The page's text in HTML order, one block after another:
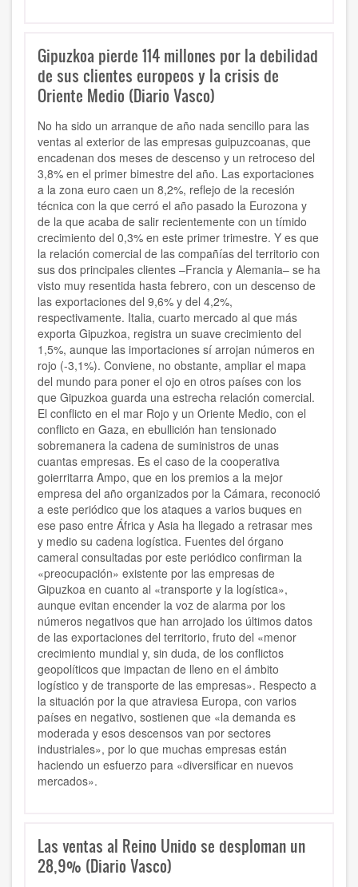
Gipuzkoa pierde 114 millones por la debilidad
de sus clientes europeos y la crisis de
Oriente Medio (Diario Vasco)
No ha sido un arranque de año nada sencillo para las
ventas al exterior de las empresas guipuzcoanas, que
encadenan dos meses de descenso y un retroceso del
3,8% en el primer bimestre del año. Las exportaciones
a la zona euro caen un 8,2%, reflejo de la recesión
técnica con la que cerró el año pasado la Eurozona y
de la que acaba de salir recientemente con un tímido
crecimiento del 0,3% en este primer trimestre. Y es que
la relación comercial de las compañías del territorio con
sus dos principales clientes –Francia y Alemania– se ha
visto muy resentida hasta febrero, con un descenso de
las exportaciones del 9,6% y del 4,2%,
respectivamente. Italia, cuarto mercado al que más
exporta Gipuzkoa, registra un suave crecimiento del
1,5%, aunque las importaciones sí arrojan números en
rojo (-3,1%). Conviene, no obstante, ampliar el mapa
del mundo para poner el ojo en otros países con los
que Gipuzkoa guarda una estrecha relación comercial.
El conflicto en el mar Rojo y un Oriente Medio, con el
conflicto en Gaza, en ebullición han tensionado
sobremanera la cadena de suministros de unas
cuantas empresas. Es el caso de la cooperativa
goierritarra Ampo, que en los premios a la mejor
empresa del año organizados por la Cámara, reconoció
a este periódico que los ataques a varios buques en
ese paso entre África y Asia ha llegado a retrasar mes
y medio su cadena logística. Fuentes del órgano
cameral consultadas por este periódico confirman la
«preocupación» existente por las empresas de
Gipuzkoa en cuanto al «transporte y la logística»,
aunque evitan encender la voz de alarma por los
números negativos que han arrojado los últimos datos
de las exportaciones del territorio, fruto del «menor
crecimiento mundial y, sin duda, de los conflictos
geopolíticos que impactan de lleno en el ámbito
logístico y de transporte de las empresas». Respecto a
la situación por la que atraviesa Europa, con varios
países en negativo, sostienen que «la demanda es
moderada y esos descensos van por sectores
industriales», por lo que muchas empresas están
haciendo un esfuerzo para «diversificar en nuevos
mercados».
Las ventas al Reino Unido se desploman un
28,9% (Diario Vasco)